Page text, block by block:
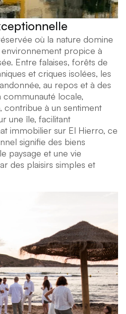
où la nature domine
propice à
Entre falaises, forêts de
et criques isolées, les
au repos et à des
communauté locale,
contribue à un sentiment
une île, facilitant
immobilier sur El Hierro, ce
signifie des biens
paysage et une vie
des plaisirs simples et